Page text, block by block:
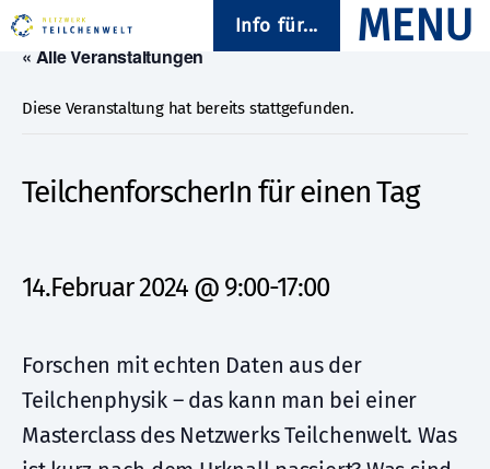
Info für...
« Alle Veranstaltungen
Diese Veranstaltung hat bereits stattgefunden.
TeilchenforscherIn für einen Tag
14.Februar 2024 @ 9:00-17:00
Forschen mit echten Daten aus der
Teilchenphysik – das kann man bei einer
Masterclass des Netzwerks Teilchenwelt. Was